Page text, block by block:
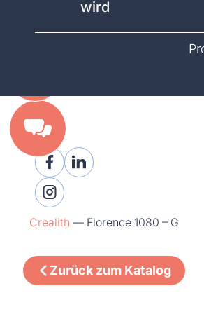
wird
Crealith — Florence 1080 – G
Zurück zum Katalog